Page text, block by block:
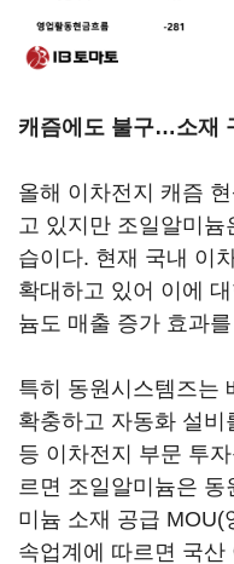
캐즘에도 불구…소재
올해 이차전지 캐즘
고 있지만 조일알미
습이다. 현재 국내 이
확대하고 있어 이에
늄도 매출 증가 효과
특히 동원시스템즈는
확충하고 자동화 설
등 이차전지 부문 투
르면 조일알미늄은
미늄 소재 공급 MOU(
속업계에 따르면 국산